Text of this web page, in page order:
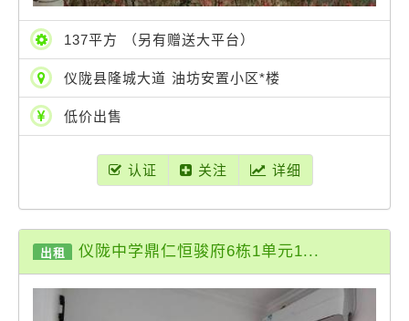
137平方 （另有赠送大平台）
仪陇县隆城大道 油坊安置小区*楼
低价出售
认证 关注 详细
出租 仪陇中学鼎仁恒骏府6栋1单元1...